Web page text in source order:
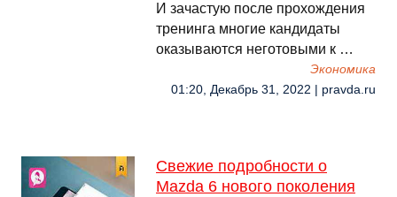
И зачастую после прохождения
тренинга многие кандидаты
оказываются неготовыми к …
Экономика
01:20, Декабрь 31, 2022 | pravda.ru
Свежие подробности о
Mazda 6 нового поколения